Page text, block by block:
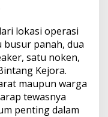
lokasi operasi
busur panah, dua
satu noken,
Kejora.
maupun warga
tewasnya
penting dalam